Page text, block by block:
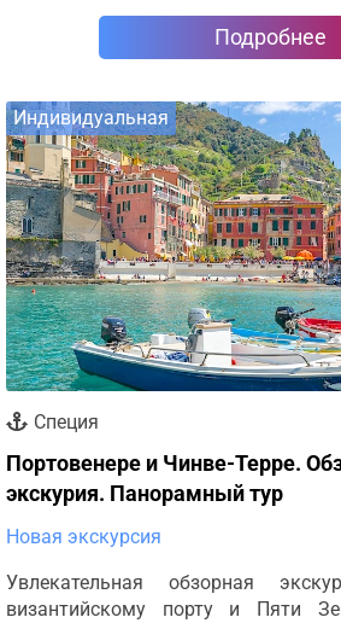
Подробнее
Индивидуальная
Специя
Портовенере и Чинве-Терре.
экскурия. Панорамный тур
Новая экскурсия
Увлекательная обзорная
византийскому порту и Пяти